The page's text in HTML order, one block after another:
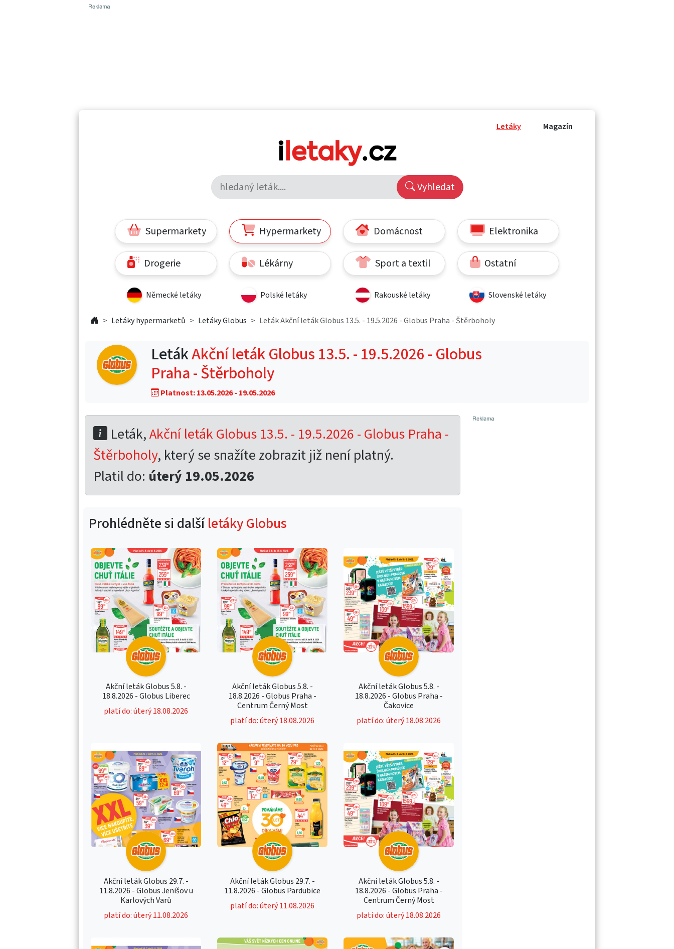
Letáky Magazín
Vyhledat
Supermarkety Hypermarkety Domácnost Elektronika
Drogerie Lékárny Sport a textil Ostatní
Německé letáky Polské letáky Rakouské letáky Slovenské letáky
Letáky hypermarketů Letáky Globus Leták Akční leták Globus 13.5. - 19.5.2026 - Globus Praha - Štěrboholy
LetákAkční leták Globus 13.5. - 19.5.2026 - Globus
Praha - Štěrboholy
Platnost: 13.05.2026 - 19.05.2026
Leták,Akční leták Globus 13.5. - 19.5.2026 - Globus Praha -
Štěrboholy, který se snažíte zobrazit již není platný.
Platil do: úterý 19.05.2026
Prohlédněte si dalšíletáky Globus
Akční leták Globus 5.8. -
18.8.2026 - Globus Liberec
platí do: úterý 18.08.2026
Akční leták Globus 5.8. -
18.8.2026 - Globus Praha -
Centrum Černý Most
platí do: úterý 18.08.2026
Akční leták Globus 5.8. -
18.8.2026 - Globus Praha -
Čakovice
platí do: úterý 18.08.2026
Akční leták Globus 29.7. -
11.8.2026 - Globus Jenišov u
Karlových Varů
platí do: úterý 11.08.2026
Akční leták Globus 29.7. -
11.8.2026 - Globus Pardubice
platí do: úterý 11.08.2026
Akční leták Globus 5.8. -
18.8.2026 - Globus Praha -
Centrum Černý Most
platí do: úterý 18.08.2026